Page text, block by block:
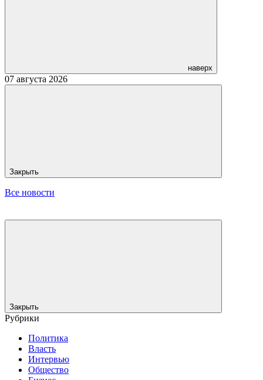
наверх
07 августа 2026
Закрыть
Все новости
Закрыть
Рубрики
Политика
Власть
Интервью
Общество